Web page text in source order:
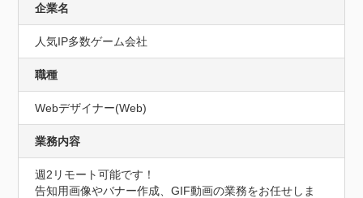
企業名
人気IP多数ゲーム会社
職種
Webデザイナー(Web)
業務内容
週2リモート可能です！
告知用画像やバナー作成、GIF動画の業務をお任せしま